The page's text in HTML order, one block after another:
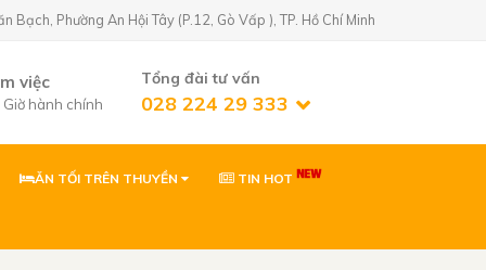
Bạch, Phường An Hội Tây (P.12, Gò Vấp ), TP. Hồ Chí Minh
việc
Giờ hành chính
Tổng đài tư vấn
028 224 29 333
Golf) 02822429333
ĂN TỐI TRÊN THUYỀN TIN HOT